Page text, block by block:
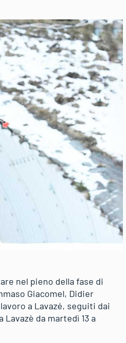
nel pieno della fase di
Giacomel, Didier
a Lavazé, seguiti dai
da martedì 13 a